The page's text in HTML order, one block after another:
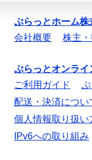
ぷらっとホーム株
会社概要
株主
ぷらっとオンライ
ご利用ガイド
配送・決済につい
個人情報取り扱い
IPv6への取り組み